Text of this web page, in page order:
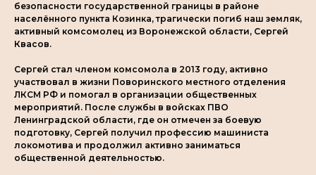
безопасности государственной границы в районе
населённого пункта Козинка, трагически погиб наш земляк,
активный комсомолец из Воронежской области, Сергей
Квасов.
Сергей стал членом комсомола в 2013 году, активно
участвовал в жизни Поворинского местного отделения
ЛКСМ РФ и помогал в организации общественных
мероприятий. После службы в войсках ПВО
Ленинградской области, где он отмечен за боевую
подготовку, Сергей получил профессию машиниста
локомотива и продолжил активно заниматься
общественной деятельностью.